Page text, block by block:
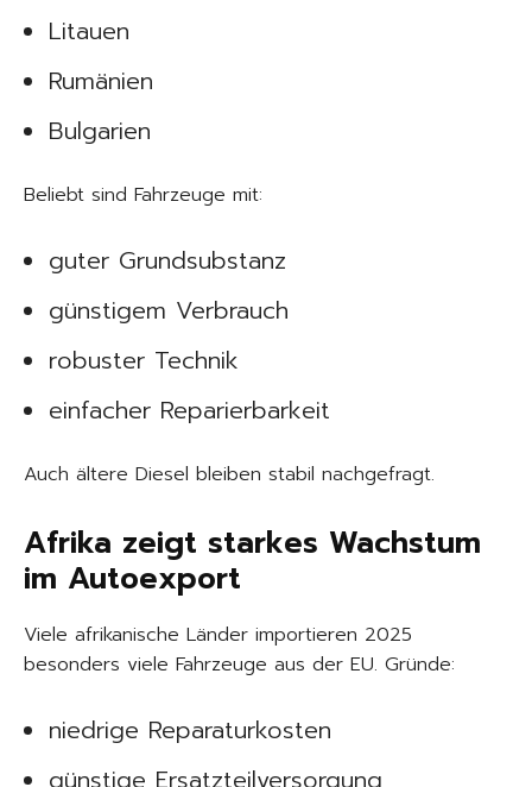
Litauen
Rumänien
Bulgarien
Beliebt sind Fahrzeuge mit:
guter Grundsubstanz
günstigem Verbrauch
robuster Technik
einfacher Reparierbarkeit
Auch ältere Diesel bleiben stabil nachgefragt.
Afrika zeigt starkes Wachstum
im Autoexport
Viele afrikanische Länder importieren 2025
besonders viele Fahrzeuge aus der EU. Gründe:
niedrige Reparaturkosten
günstige Ersatzteilversorgung